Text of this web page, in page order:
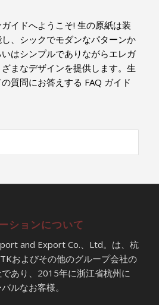
イドへようこそ! 生の原紙は装
、シックでモダンなパターンか
はシンプルでありながらエレガ
まなデザインを提供します。生
質問にお答えする FAQ ガイド
ションについて
and Export Co.、Ltd。は、杭
およびその他のグループ会社の
あり、2015年に浙江省杭州に
ルなお客様。